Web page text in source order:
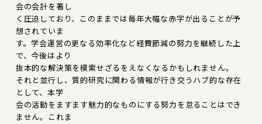
会の会計を著し
く圧迫しており、このままでは毎年大幅な赤字が出ることが予
想されていま
す。学会運営の更なる効率化など経費節減の努力を継続した上
で、今後はより
抜本的な解決策を模索せざるをえなくなるかもしれません。
それと並行し、質的研究に関わる情報が行き交うハブ的な存在
として、本学
会の活動をますます魅力的なものにする努力を怠ることはでき
ません。これま